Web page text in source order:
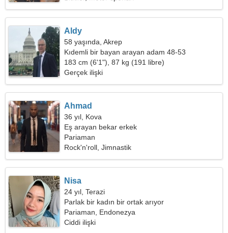
Aldy
58 yaşında, Akrep
Kıdemli bir bayan arayan adam 48-53
183 cm (6'1"), 87 kg (191 libre)
Gerçek ilişki
Ahmad
36 yıl, Kova
Eş arayan bekar erkek
Pariaman
Rock'n'roll, Jimnastik
Nisa
24 yıl, Terazi
Parlak bir kadın bir ortak arıyor
Pariaman, Endonezya
Ciddi ilişki